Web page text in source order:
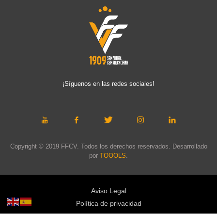
¡Síguenos en las redes sociales!
Copyright © 2019 FFCV. Todos los derechos reservados. Desarrollado
por TOOOLS.
Aviso Legal
Política de privacidad